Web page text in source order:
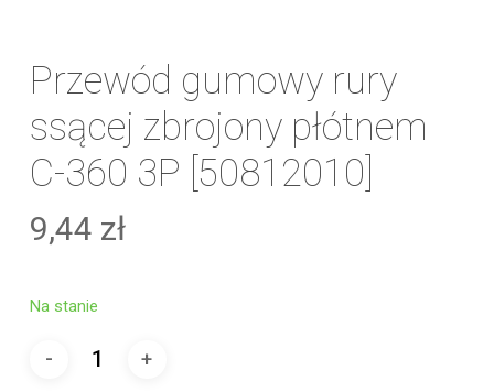
Przewód gumowy rury
ssącej zbrojony płótnem
C-360 3P [50812010]
9,44 zł
Na stanie